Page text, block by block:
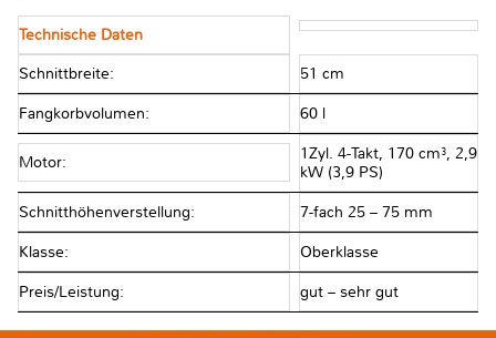
Technische Daten
Schnittbreite: 51 cm
Fangkorbvolumen: 60 l
Motor:
1Zyl. 4-Takt, 170 cm³, 2,9
kW (3,9 PS)
Schnitthöhenverstellung: 7-fach 25 – 75 mm
Klasse: Oberklasse
Preis/Leistung: gut – sehr gut